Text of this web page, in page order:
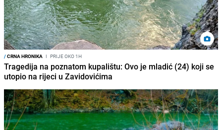
/CRNA HRONIKA I PRIJE OKO 1H
Tragedija na poznatom kupalištu: Ovo je mladić (24) koji se
utopio na rijeci u Zavidovićima